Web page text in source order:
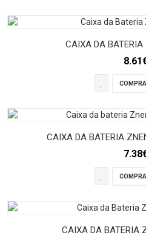
CAIXA DA BATERIA
CAIXA DA BATERIA
CAIXA DA BATERIA